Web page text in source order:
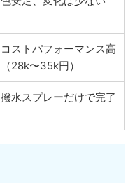
コストパフォーマンス高
（28k〜35k円）
撥水スプレーだけで完了